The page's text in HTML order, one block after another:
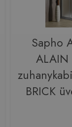
Sapho
ALAIN
BRICK